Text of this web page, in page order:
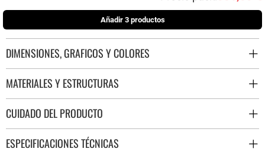
Añadir 3 productos
DIMENSIONES, GRAFICOS Y COLORES
MATERIALES Y ESTRUCTURAS
CUIDADO DEL PRODUCTO
ESPECIFICACIONES TÉCNICAS